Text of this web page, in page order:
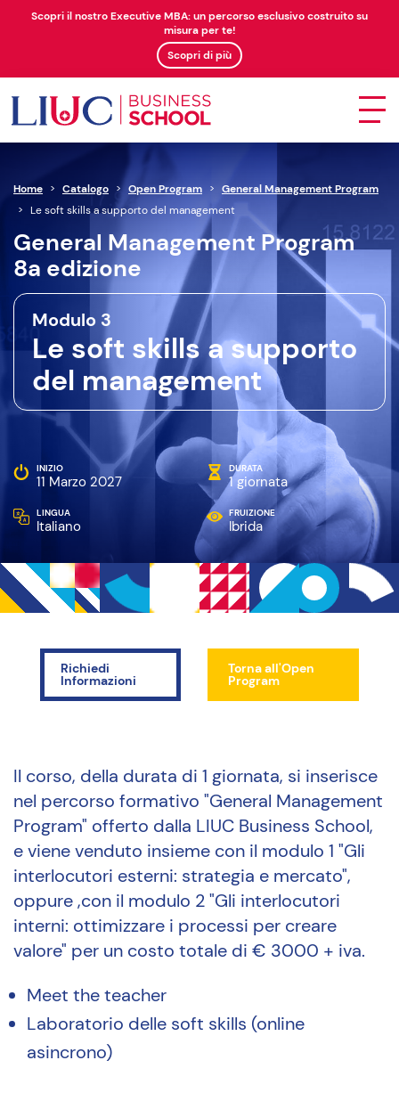
Scopri il nostro Executive MBA: un percorso esclusivo costruito su
misura per te!
Scopri di più
Home > Catalogo > Open Program > General Management Program
> Le soft skills a supporto del management
General Management Program
8a edizione
Modulo 3
Le soft skills a supporto
del management
INIZIO
11 Marzo 2027
DURATA
1 giornata
LINGUA
Italiano
FRUIZIONE
Ibrida
Richiedi
Informazioni
Torna all'Open
Program
Il corso, della durata di 1 giornata, si inserisce
nel percorso formativo "General Management
Program" offerto dalla LIUC Business School,
e viene venduto insieme con il modulo 1 "Gli
interlocutori esterni: strategia e mercato",
oppure ,con il modulo 2 "Gli interlocutori
interni: ottimizzare i processi per creare
valore" per un costo totale di € 3000 + iva.
Meet the teacher
Laboratorio delle soft skills (online
asincrono)